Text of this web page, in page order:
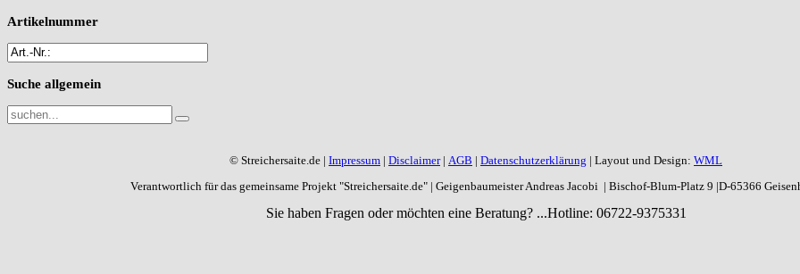
Artikelnummer
Suche allgemein
© Streichersaite.de | Impressum | Disclaimer| AGB | Datenschutzerklärung | Layout und Design: WML
Verantwortlich für das gemeinsame Projekt "Streichersaite.de" | Geigenbaumeister Andreas Jacobi | Bischof-Blum-Platz 9 |D-65366
Sie haben Fragen oder möchten eine Beratung? ...Hotline: 06722-9375331